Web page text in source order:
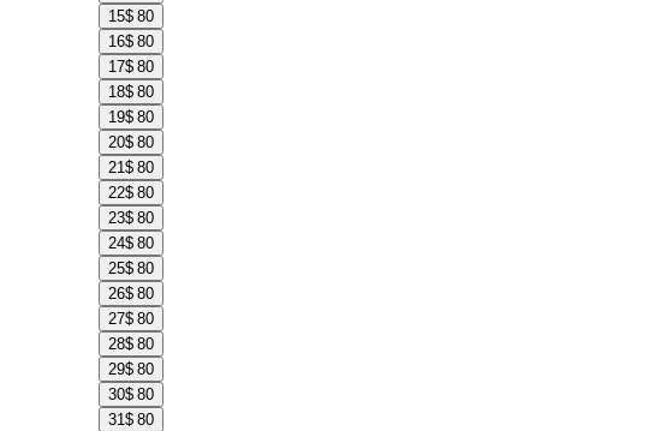
15$ 80
16$ 80
17$ 80
18$ 80
19$ 80
20$ 80
21$ 80
22$ 80
23$ 80
24$ 80
25$ 80
26$ 80
27$ 80
28$ 80
29$ 80
30$ 80
31$ 80